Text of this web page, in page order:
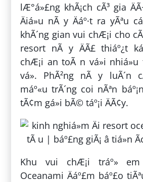
lÆ°á»£ng khÃ¡ch cÃ³ gia
Äiá»u nÃ y Äáº·t ra yÃªu
khÃ´ng gian vui chÆ¡i cho
resort nÃ y ÄÃ£ thiáº¿t
chÆ¡i an toÃ n vá»i
vá». PhÃ²ng nÃ y luÃ´n
máº«u trÃ´ng coi nÃªn
tÃ¢m gá»­i bÃ© táº¡i ÄÃ¢y.
Khu vui chÆ¡i tráº» em
Oceanami Äáº£m báº£o